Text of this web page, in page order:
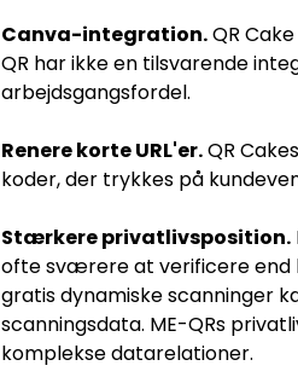
Canva-integration.QR
QR har ikke en tilsvarende
arbejdsgangsfordel.
Renere korte URL'er.QR
koder, der trykkes på
Stærkere privatlivsposition.
ofte sværere at verificere end
gratis dynamiske scanninger
scanningsdata. ME-QRs
komplekse datarelationer.